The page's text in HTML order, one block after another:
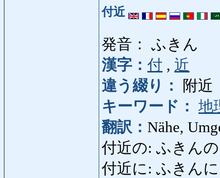
付近
発音： ふきん
漢字： 付 , 近
違う綴り：
附近
キーワード： 地
翻訳： Nähe,
付近の: ふきんの
付近に: ふきんに